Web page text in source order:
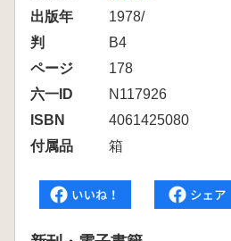
出版年
1978/
判
B4
ページ
178
六一ID
N117926
ISBN
4061425080
付属品
箱